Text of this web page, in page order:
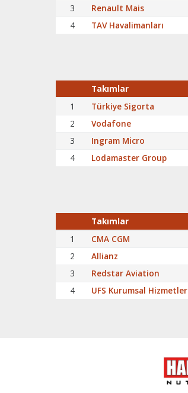
3
Renault Mais
4
TAV Havalimanları
Takımlar
1
Türkiye Sigorta
2
Vodafone
3
Ingram Micro
4
Lodamaster Group
Takımlar
1
CMA CGM
2
Allianz
3
Redstar Aviation
4
UFS Kurumsal Hizmetler